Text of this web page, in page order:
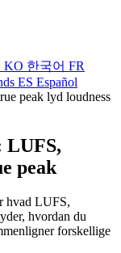
KO 한국어 FR
ES Español
peak lyd loudness
LUFS,
peak
hvad LUFS,
hvordan du
forskellige